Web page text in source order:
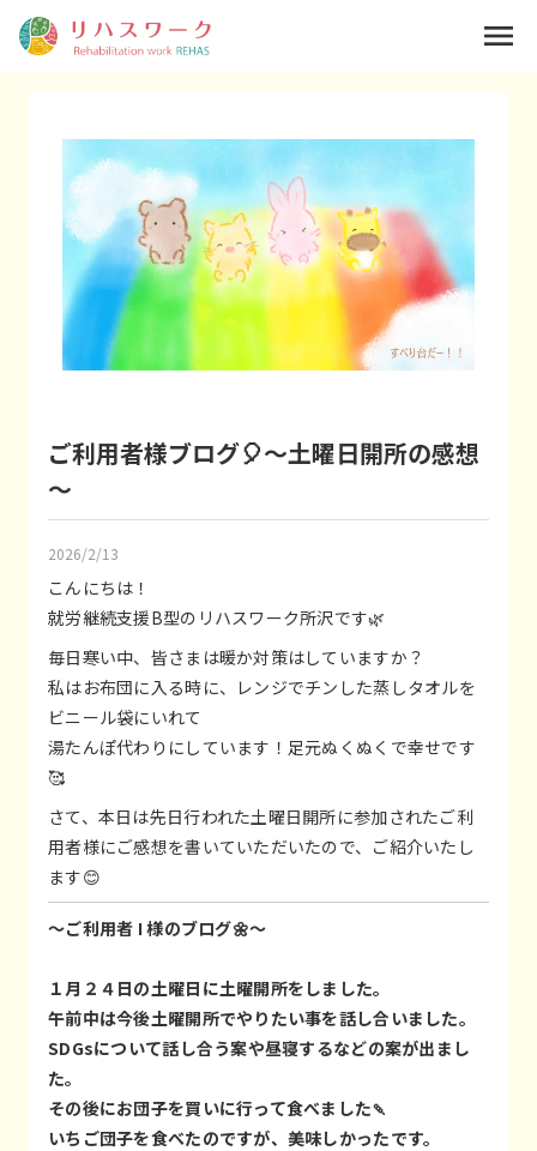
ご利用者様ブログ🎈～土曜日開所の感想
～
2026/2/13
こんにちは！
就労継続支援B型のリハスワーク所沢です🌿
毎日寒い中、皆さまは暖か対策はしていますか？
私はお布団に入る時に、レンジでチンした蒸しタオルを
ビニール袋にいれて
湯たんぽ代わりにしています！足元ぬくぬくで幸せです
🥰
さて、本日は先日行われた土曜日開所に参加されたご利
用者様にご感想を書いていただいたので、ご紹介いたし
ます😊
～ご利用者 I 様のブログ🌼～
１月２４日の土曜日に土曜開所をしました。
午前中は今後土曜開所でやりたい事を話し合いました。
SDGsについて話し合う案や昼寝するなどの案が出まし
た。
その後にお団子を買いに行って食べました🍡
いちご団子を食べたのですが、美味しかったです。
menu